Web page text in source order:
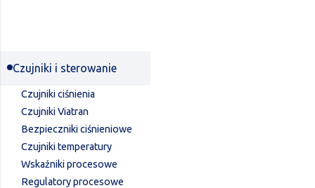
Czujniki i sterowanie
Czujniki ciśnienia
Czujniki Viatran
Bezpieczniki ciśnieniowe
Czujniki temperatury
Wskaźniki procesowe
Regulatory procesowe